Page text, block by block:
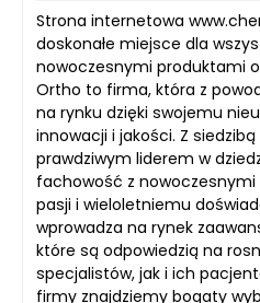
Strona internetowa
doskonałe miejsce dla
nowoczesnymi produktami
Ortho to firma, która z
na rynku dzięki swojemu
innowacji i jakości. Z siedzibą
prawdziwym liderem w
fachowość z nowoczesnymi
pasji i wieloletniemu
wprowadza na rynek
które są odpowiedzią na
specjalistów, jak i ich
firmy znajdziemy bogaty